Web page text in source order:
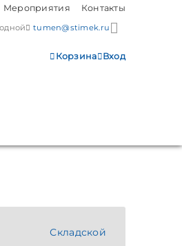
Мероприятия Контакты
tumen@stimek.ru
Корзина Вход
Складской